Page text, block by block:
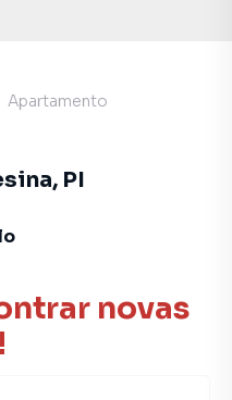
novas
mas você pode
Apartamento
PI